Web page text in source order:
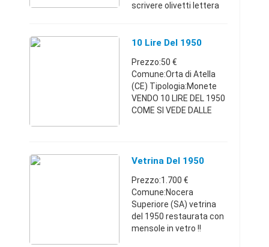
scrivere olivetti lettera
TRATTABILE. NO
preferisce consegna a
mano.C ...
10 Lire Del 1950
Prezzo:50 €
Comune:Orta di Atella
(CE) Tipologia:Monete
VENDO 10 LIRE DEL 1950
COME SI VEDE DALLE
LE MONETE
93319850 €
Vetrina Del 1950
Prezzo:1.700 €
Comune:Nocera
Superiore (SA) vetrina
del 1950 restaurata con
mensole in vetro !!